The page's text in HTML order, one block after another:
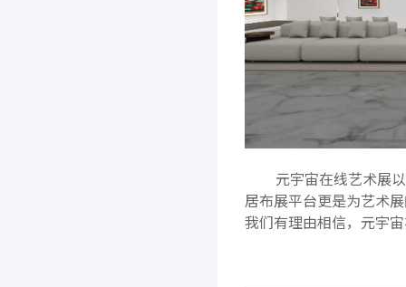
元宇宙在线艺术展
居布展平台更是为艺术
我们有理由相信，元宇